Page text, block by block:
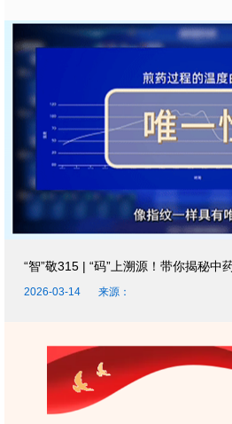
“智”敬315 | “码”上溯源！带你揭秘中
2026-03-14 来源：